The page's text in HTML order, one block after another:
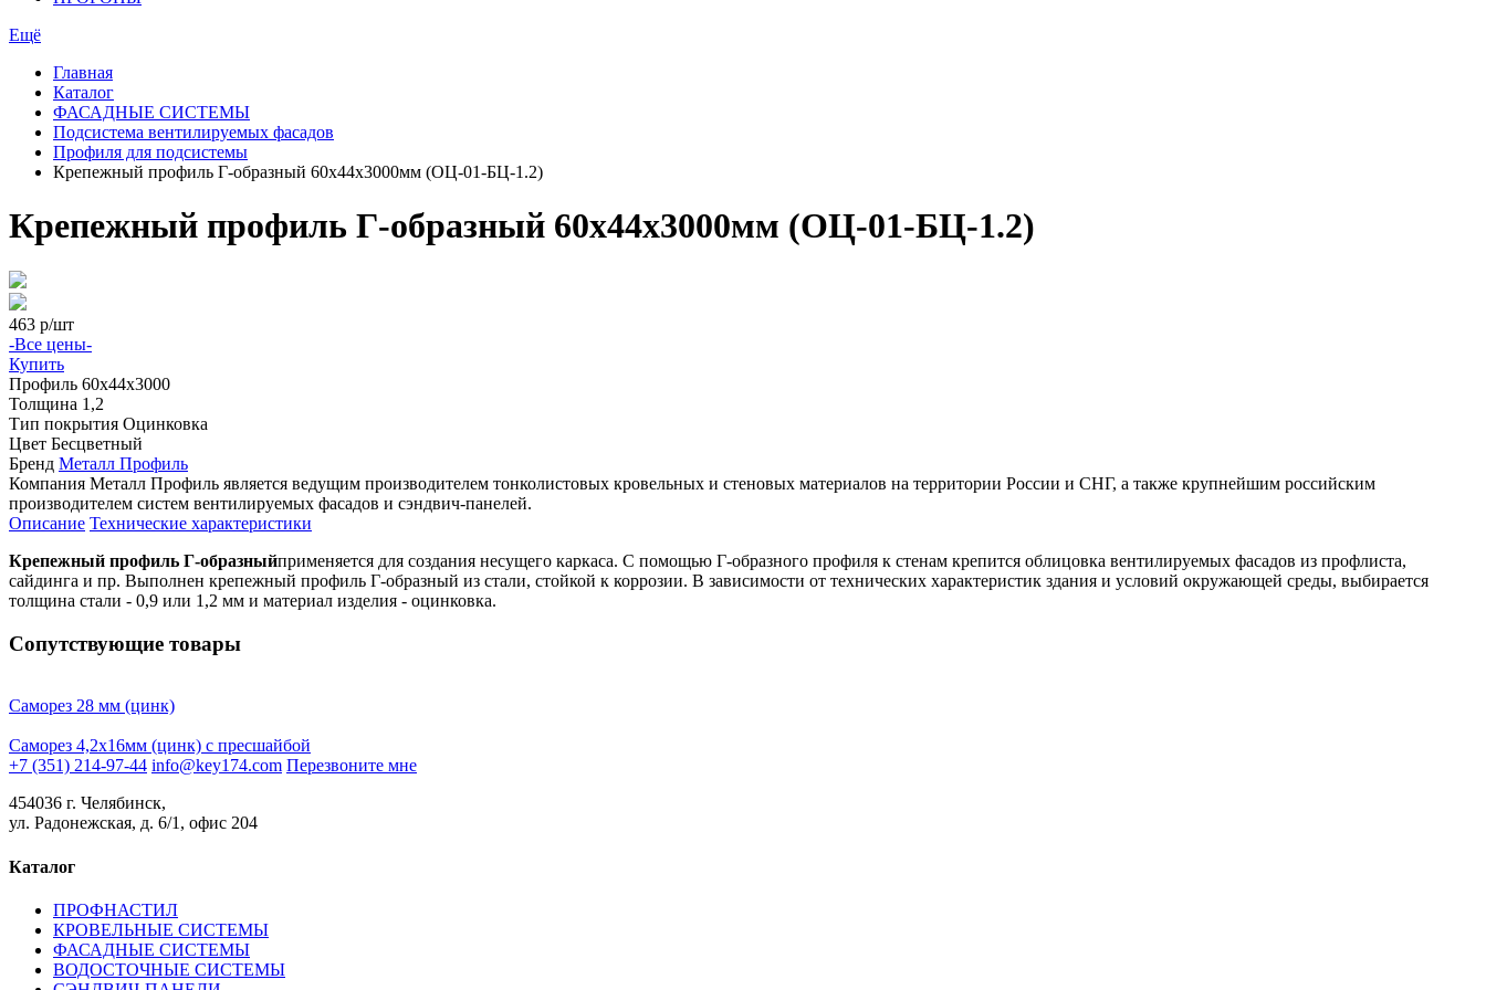
Ещё
Главная
Каталог
ФАСАДНЫЕ СИСТЕМЫ
Подсистема вентилируемых фасадов
Профиля для подсистемы
Крепежный профиль Г-образный 60х44х3000мм (ОЦ-01-БЦ-1.2)
Крепежный профиль Г-образный 60х44х3000мм (ОЦ-01-БЦ-1.2)
463 р/шт
-Все цены-
Купить
Профиль 60х44х3000
Толщина 1,2
Тип покрытия Оцинковка
Цвет Бесцветный
Бренд Металл Профиль
Компания Металл Профиль является ведущим производителем тонколистовых кровельных и стеновых материалов на территории России и СНГ, а также крупнейшим российским
производителем систем вентилируемых фасадов и сэндвич-панелей.
Описание Технические характеристики
Крепежный профиль Г-образныйприменяется для создания несущего каркаса. С помощью Г-образного профиля к стенам крепится облицовка вентилируемых фасадов из профлиста,
сайдинга и пр. Выполнен крепежный профиль Г-образный из стали, стойкой к коррозии. В зависимости от технических характеристик здания и условий окружающей среды, выбирается
толщина стали - 0,9 или 1,2 мм и материал изделия - оцинковка.
Сопутствующие товары
Саморез 28 мм (цинк)
Саморез 4,2х16мм (цинк) с пресшайбой
+7 (351) 214-97-44 info@key174.com Перезвоните мне
454036 г. Челябинск,
ул. Радонежская, д. 6/1, офис 204
Каталог
ПРОФНАСТИЛ
КРОВЕЛЬНЫЕ СИСТЕМЫ
ФАСАДНЫЕ СИСТЕМЫ
ВОДОСТОЧНЫЕ СИСТЕМЫ